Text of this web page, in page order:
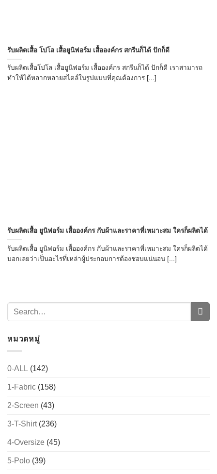
รับผลิตเสื้อ โปโล เสื้อยูนิฟอร์ม เสื้อองค์กร สกรีนก็ได้ ปักก็ดี
รับผลิตเสื้อโปโล เสื้อยูนิฟอร์ม เสื้อองค์กร สกรีนก็ได้ ปักก็ดี เราสามารถ
ทำให้ได้หลากหลายสไตล์ในรูปแบบที่คุณต้องการ [...]
รับผลิตเสื้อ ยูนิฟอร์ม เสื้อองค์กร กับผ้าและราคาที่เหมาะสม ใครก็ผลิตได้
รับผลิตเสื้อ ยูนิฟอร์ม เสื้อองค์กร กับผ้าและราคาที่เหมาะสม ใครก็ผลิตได้
บอกเลยว่าเป็นอะไรที่เหล่าผู้ประกอบการต้องชอบแน่นอน [...]
หมวดหมู่
0-ALL (142)
1-Fabric (158)
2-Screen (43)
3-T-Shirt(236)
4-Oversize (45)
5-Polo (39)